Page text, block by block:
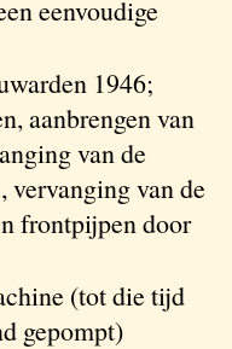
eenvoudige
1946;
aanbrengen van
van de
van de
frontpijpen door
(tot die tijd
gepompt)